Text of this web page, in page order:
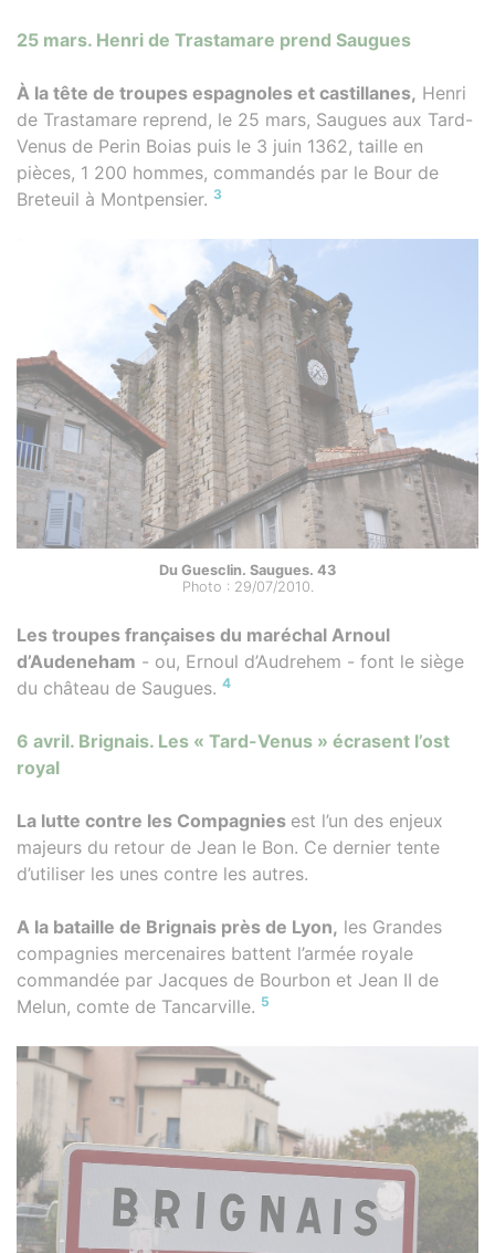
25 mars. Henri de Trastamare prend Saugues
À la tête de troupes espagnoles et castillanes, Henri
de Trastamare reprend, le 25 mars, Saugues aux Tard-
Venus de Perin Boias puis le 3 juin 1362, taille en
pièces, 1 200 hommes, commandés par le Bour de
Breteuil à Montpensier. 3
Du Guesclin. Saugues. 43
Photo : 29/07/2010.
Les troupes françaises du maréchal Arnoul
d’Audeneham - ou, Ernoul d’Audrehem - font le siège
du château de Saugues. 4
6 avril. Brignais. Les « Tard-Venus » écrasent l’ost
royal
La lutte contre les Compagnies est l’un des enjeux
majeurs du retour de Jean le Bon. Ce dernier tente
d’utiliser les unes contre les autres.
A la bataille de Brignais près de Lyon, les Grandes
compagnies mercenaires battent l’armée royale
commandée par Jacques de Bourbon et Jean II de
Melun, comte de Tancarville. 5